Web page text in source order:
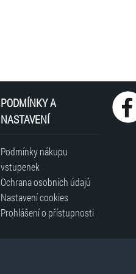
PODMÍNKY A
NASTAVENÍ
Podmínky nákupu
vstupenek
Ochrana osobních údajů
Nastavení cookies
Prohlášení o přístupnosti